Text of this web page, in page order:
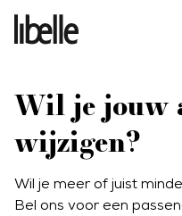
Wil je jouw
wijzigen?
Wil je meer of juist
Bel ons voor een